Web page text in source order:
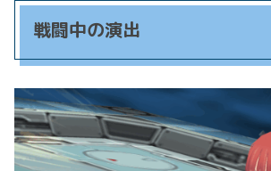
戦闘中の演出